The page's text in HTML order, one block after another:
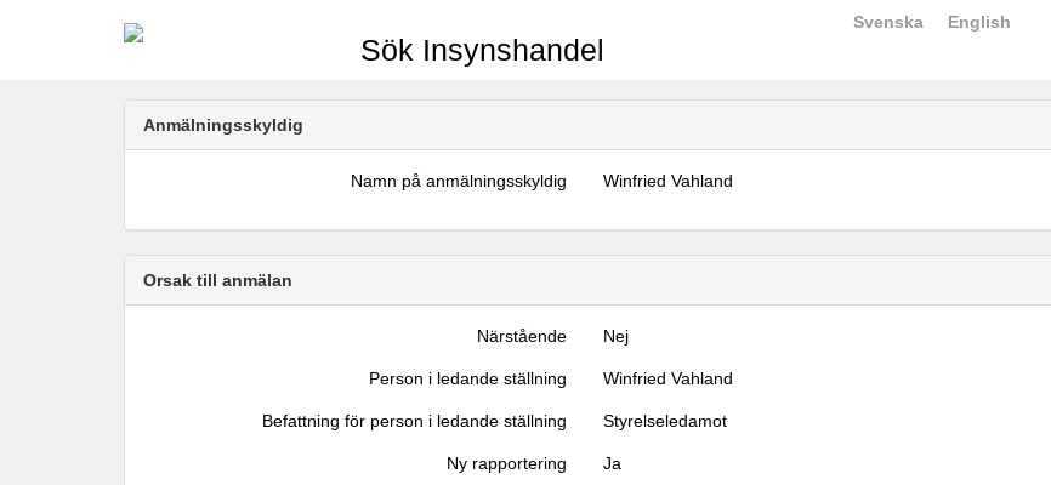
Sök Insynshandel
Svenska English
Anmälningsskyldig
Namn på anmälningsskyldig Winfried Vahland
Orsak till anmälan
Närstående Nej
Person i ledande ställning Winfried Vahland
Befattning för person i ledande ställning Styrelseledamot
Ny rapportering Ja